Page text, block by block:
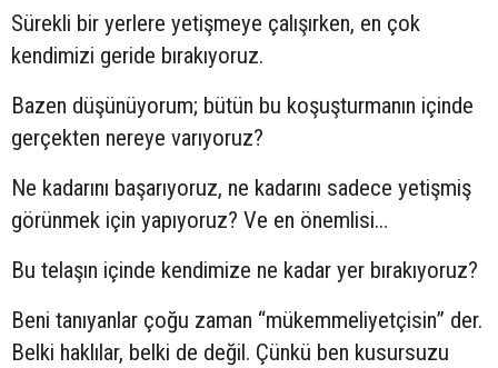
Sürekli bir yerlere yetişmeye çalışırken, en çok
kendimizi geride bırakıyoruz.
Bazen düşünüyorum; bütün bu koşuşturmanın içinde
gerçekten nereye varıyoruz?
Ne kadarını başarıyoruz, ne kadarını sadece yetişmiş
görünmek için yapıyoruz? Ve en önemlisi…
Bu telaşın içinde kendimize ne kadar yer bırakıyoruz?
Beni tanıyanlar çoğu zaman “mükemmeliyetçisin” der.
Belki haklılar, belki de değil. Çünkü ben kusursuzu